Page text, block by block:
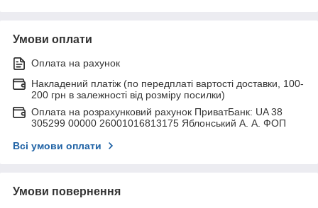
Умови оплати
Оплата на рахунок
Накладений платіж (по передплаті вартості доставки, 100-
200 грн в залежності від розміру посилки)
Оплата на розрахунковий рахунок ПриватБанк: UA 38
305299 00000 26001016813175 Яблонський А. А. ФОП
Всі умови оплати
Умови повернення